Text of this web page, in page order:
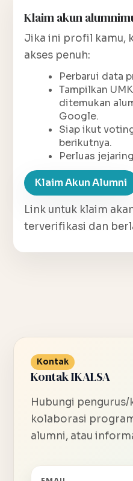
Klaim akun
Jika ini profil kamu,
akses penuh:
Perbarui data
Tampilkan
ditemukan
Google.
Siap ikut
berikutnya.
Perluas
Klaim Akun Alumni
Link untuk klaim
terverifikasi dan
Kontak
Kontak IKALSA
Hubungi
kolaborasi
alumni, atau